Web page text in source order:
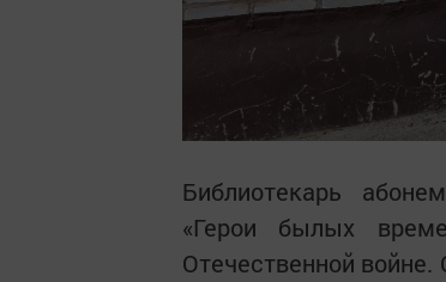
Библиотекарь
«Герои былых
Отечественной